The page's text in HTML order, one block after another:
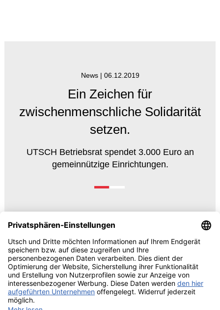
News | 06.12.2019
Ein Zeichen für
zwischenmenschliche Solidarität
setzen.
UTSCH Betriebsrat spendet 3.000 Euro an
gemeinnützige Einrichtungen.
© 2026 UTSCH
AGB und Einkaufsbedingungen
Vorabinformationen Data
Act
Impressum
Datenschutzrechtliche Information
Cookie-Einstellungen bearbeiten